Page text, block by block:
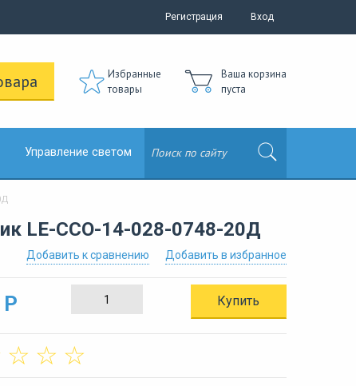
Регистрация Вход
Избранные
товары
Ваша корзина
пуста
Управление светом
LE-ССО-14-028-0748-20Д
Добавить в избранное
Добавить к сравнению
Р Купить
☆
☆
☆